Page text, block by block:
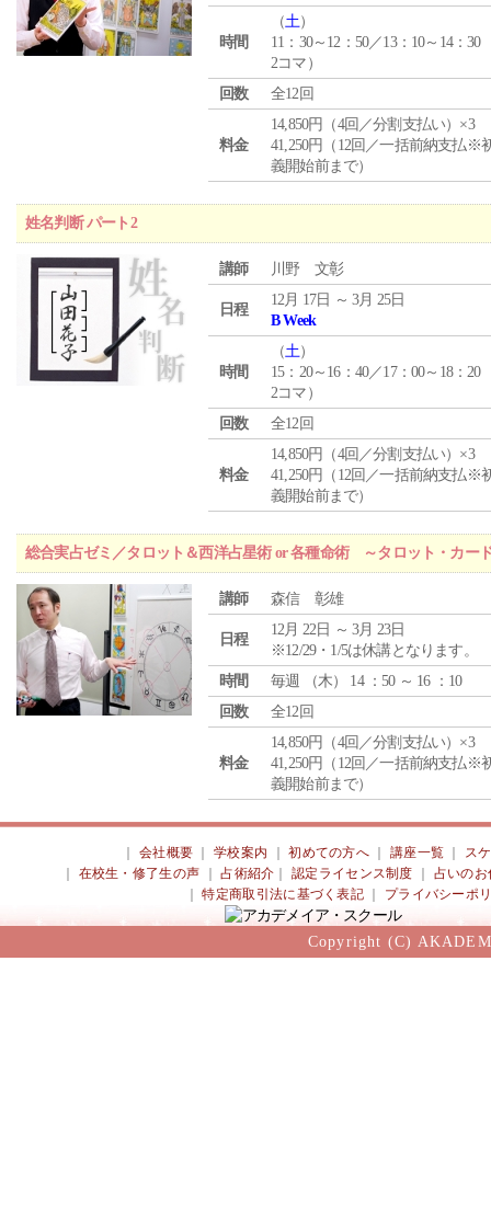
時間
（土）
11：30～12：50／13：10～14：30
2コマ）
回数
全12回
料金
14,850円（4回／分割支払い）×3
41,250円（12回／一括前納支払※
義開始前まで）
姓名判断 パート2
講師 川野 文彰
日程
12月 17日 ～ 3月 25日
B Week
時間
（土）
15：20～16：40／17：00～18：20
2コマ）
回数
全12回
料金
14,850円（4回／分割支払い）×3
41,250円（12回／一括前納支払※
義開始前まで）
総合実占ゼミ／タロット＆西洋占星術 or 各種命術 ～タロット・カー
講師 森信 彰雄
日程
12月 22日 ～ 3月 23日
※12/29・1/5は休講となります。
時間
毎週 （木） 14 ：50 ～ 16 ：10
回数
全12回
料金
14,850円（4回／分割支払い）×3
41,250円（12回／一括前納支払※
義開始前まで）
会社概要 ｜学校案内 ｜初めての方へ 講座一覧
ス
在校生・修了生の声 ｜占術紹介 ｜認定ライセンス制度
占いのお
｜特定商取引法に基づく表記 プライバシーポ
Copyright (C)